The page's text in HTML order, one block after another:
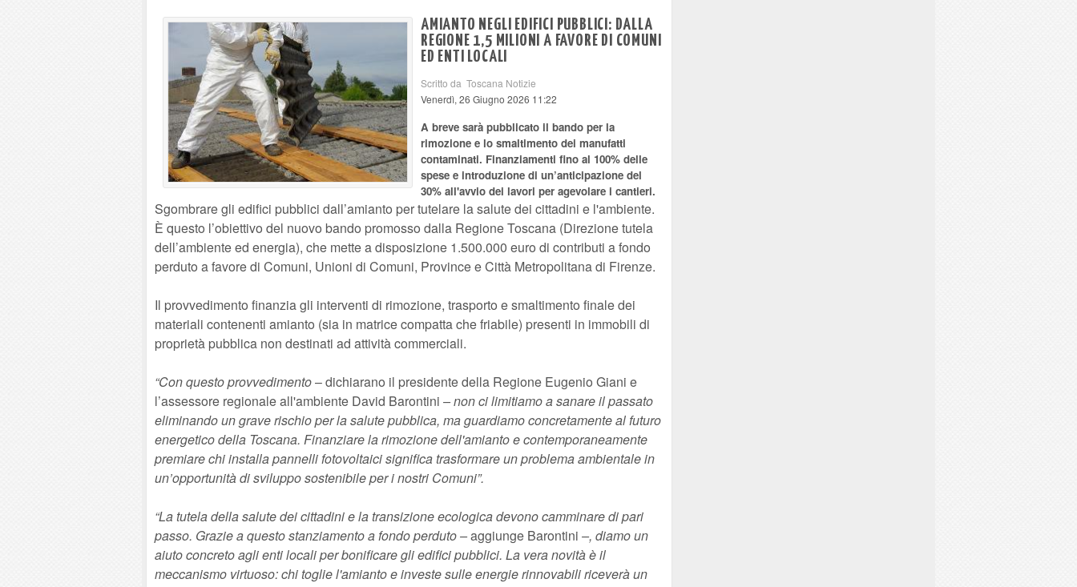
AMIANTO NEGLI EDIFICI PUBBLICI: DALLA
REGIONE 1,5 MILIONI A FAVORE DI COMUNI
ED ENTI LOCALI
Scritto da Toscana Notizie
Venerdì, 26 Giugno 2026 11:22
A breve sarà pubblicato il bando per la
rimozione e lo smaltimento dei manufatti
contaminati. Finanziamenti fino al 100% delle
spese e introduzione di un’anticipazione del
30% all'avvio dei lavori per agevolare i cantieri.
Sgombrare gli edifici pubblici dall’amianto per tutelare la salute dei cittadini e l'ambiente.
È questo l’obiettivo del nuovo bando promosso dalla Regione Toscana (Direzione tutela
dell’ambiente ed energia), che mette a disposizione 1.500.000 euro di contributi a fondo
perduto a favore di Comuni, Unioni di Comuni, Province e Città Metropolitana di Firenze.
Il provvedimento finanzia gli interventi di rimozione, trasporto e smaltimento finale dei
materiali contenenti amianto (sia in matrice compatta che friabile) presenti in immobili di
proprietà pubblica non destinati ad attività commerciali.
“Con questo provvedimento– dichiarano il presidente della Regione Eugenio Giani e
l’assessore regionale all'ambiente David Barontini – non ci limitiamo a sanare il passato
eliminando un grave rischio per la salute pubblica, ma guardiamo concretamente al futuro
energetico della Toscana. Finanziare la rimozione dell'amianto e contemporaneamente
premiare chi installa pannelli fotovoltaici significa trasformare un problema ambientale in
un’opportunità di sviluppo sostenibile per i nostri Comuni”.
“La tutela della salute dei cittadini e la transizione ecologica devono camminare di pari
passo. Grazie a questo stanziamento a fondo perduto –aggiunge Barontini –, diamo un
aiuto concreto agli enti locali per bonificare gli edifici pubblici. La vera novità è il
meccanismo virtuoso: chi toglie l'amianto e investe sulle energie rinnovabili riceverà un